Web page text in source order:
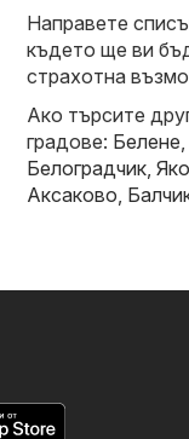
Направете
където ще ви
страхотна
Ако търсите
градове: Белене
Белоградчик
Аксаково